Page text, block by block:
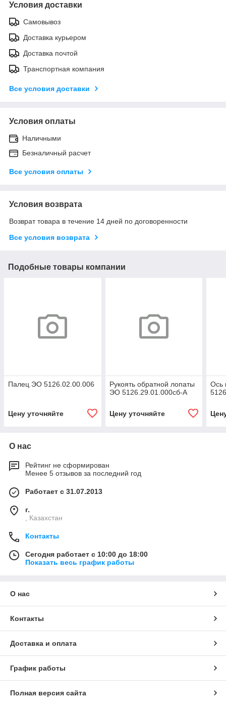
Условия доставки
Самовывоз
Доставка курьером
Доставка почтой
Транспортная компания
Все условия доставки
Условия оплаты
Наличными
Безналичный расчет
Все условия оплаты
Условия возврата
Возврат товара в течение 14 дней по договоренности
Все условия возврата
Подобные товары компании
Палец ЭО 5126.02.00.006
Цену уточняйте
Рукоять обратной лопаты
ЭО 5126.29.01.000сб-А
Цену уточняйте
Ось
О нас
Рейтинг не сформирован
Менее 5 отзывов за последний год
Работает с 31.07.2013
г.
, Казахстан
Контакты
Сегодня работает с 10:00 до 18:00
Показать весь график работы
О нас
Контакты
Доставка и оплата
График работы
Полная версия сайта